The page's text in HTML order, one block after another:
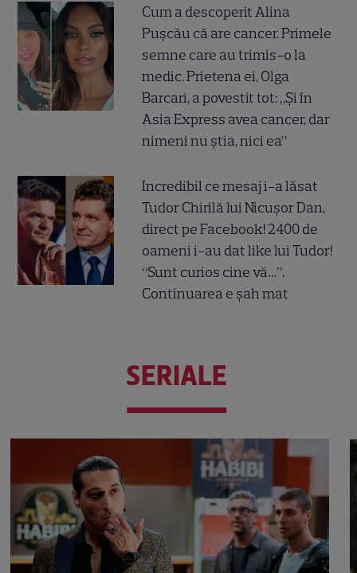
Cum a descoperit Alina
Pușcău că are cancer. Primele
semne care au trimis-o la
medic. Prietena ei, Olga
Barcari, a povestit tot: „Și în
Asia Express avea cancer, dar
nimeni nu știa, nici ea”
Incredibil ce mesaj i-a lăsat
Tudor Chirilă lui Nicușor Dan,
direct pe Facebook! 2400 de
oameni i-au dat like lui Tudor!
“Sunt curios cine vă…”.
Continuarea e șah mat
SERIALE